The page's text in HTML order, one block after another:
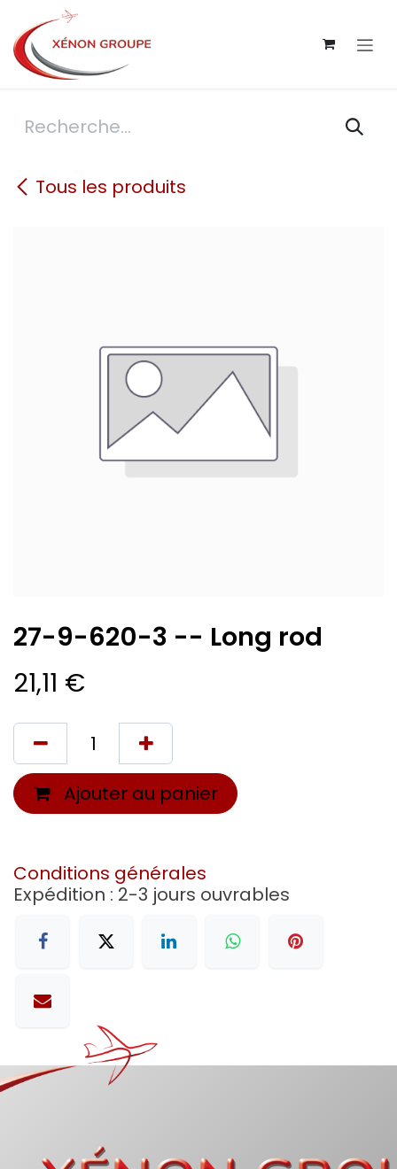
Se rendre au contenu
Tous les produits
27-9-620-3 -- Long rod
21,11 €
Ajouter au panier
Conditions générales
Expédition : 2-3 jours ouvrables